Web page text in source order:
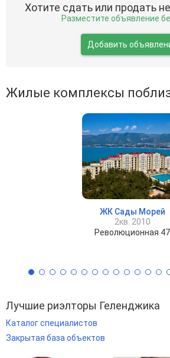
Хотите сдать или продать
Разместите объявление
Добавить
Жилые комплексы
ЖК Сады Морей
2кв. 2010
Революционная 47
Лучшие риэлторы Геленджика
Каталог специалистов
Закрытая база объектов